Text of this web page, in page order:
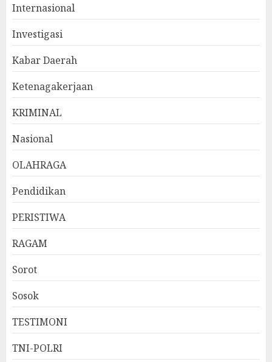
Internasional
Investigasi
Kabar Daerah
Ketenagakerjaan
KRIMINAL
Nasional
OLAHRAGA
Pendidikan
PERISTIWA
RAGAM
Sorot
Sosok
TESTIMONI
TNI-POLRI